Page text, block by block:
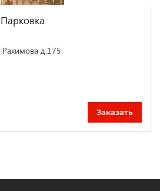
Рахимова д.175
Заказать